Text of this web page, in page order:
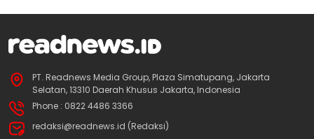
PT. Readnews Media Group, Plaza Simatupang, Jakarta
Selatan, 13310 Daerah Khusus Jakarta, Indonesia
Phone : 0822 4486 3366
redaksi@readnews.id (Redaksi)